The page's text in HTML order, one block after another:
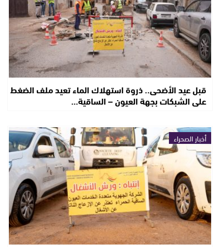
قبل عيد الأضحى.. ذروة استهلاك الماء تعيد ملف الضغط
على الشبكات بجهة العيون – الساقية…
أخبار الصحراء